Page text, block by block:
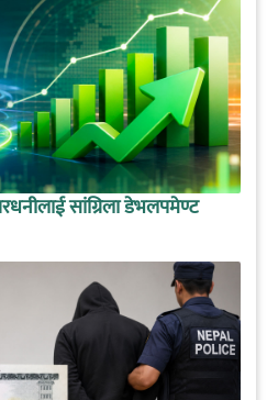
सांग्रिला डेभलपमेण्ट